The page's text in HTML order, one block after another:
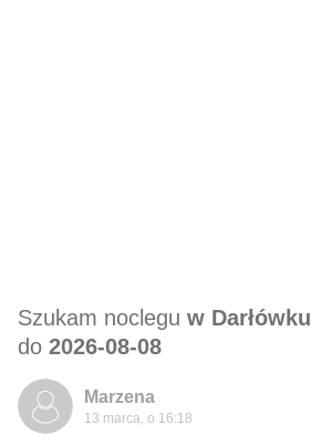
Szukam noclegu w Darłówku
do 2026-08-08
Marzena
13 marca, o 16:18